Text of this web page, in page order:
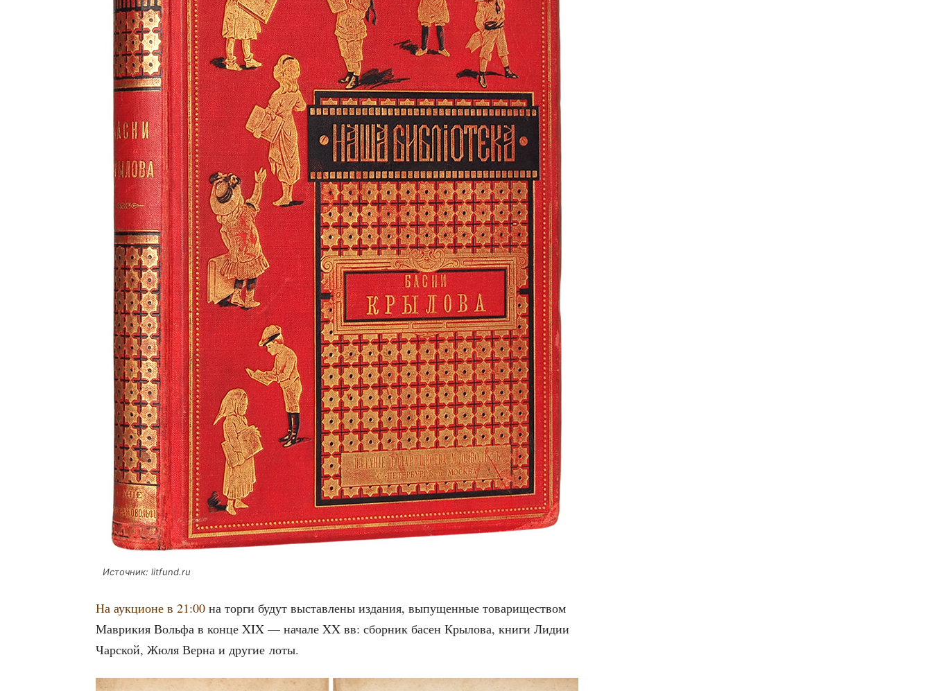
Источ­ник: litfund.ru
На аук­ци­оне в 21:00 на тор­ги будут выстав­ле­ны изда­ния, выпу­щен­ные това­ри­ще­ством
Мав­ри­кия Воль­фа в кон­це XIX — нача­ле XX вв: сбор­ник басен Кры­ло­ва, кни­ги Лидии
Чар­ской, Жюля Вер­на и дру­гие лоты.